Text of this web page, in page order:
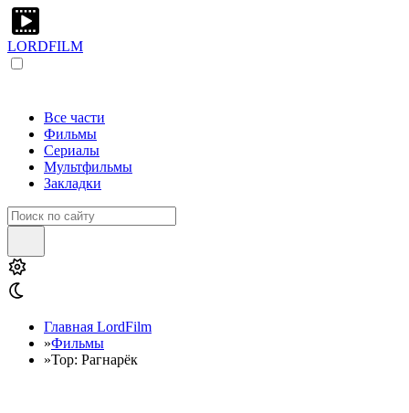
LORDFILM
Все части
Фильмы
Сериалы
Мультфильмы
Закладки
Главная LordFilm
»Фильмы
»Тор: Рагнарёк